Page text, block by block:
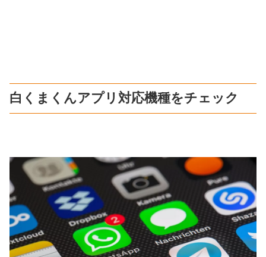
白くまくんアプリ対応機種をチェック